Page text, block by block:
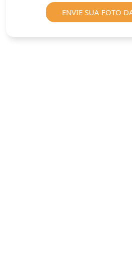
ENVIE SUA FOTO